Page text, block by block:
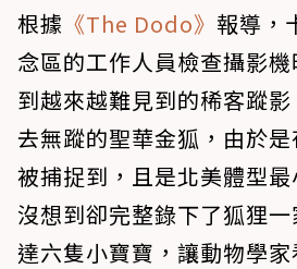
根據 《The Dodo》 報導，
念區的工作人員檢查攝影
到越來越難見到的稀客蹤
去無蹤的聖華金狐，由於
被捕捉到，且是北美體型最
沒想到卻完整錄下了狐狸
達六隻小寶寶，讓動物學家